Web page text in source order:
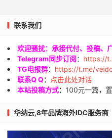
联系我们
欢迎骚扰：承接代付、投稿、
Telegram同步订阅： https://
TG电报群： https://t.me/veidc
联系Q Q：
点击此处对话
本站投稿方式： 100元一篇，置
华纳云,8年品牌海外IDC服务商